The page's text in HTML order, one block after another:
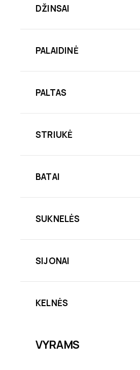
DŽINSAI
PALAIDINĖ
PALTAS
STRIUKĖ
BATAI
SUKNELĖS
SIJONAI
KELNĖS
VYRAMS